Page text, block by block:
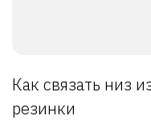
Как связать низ
резинки